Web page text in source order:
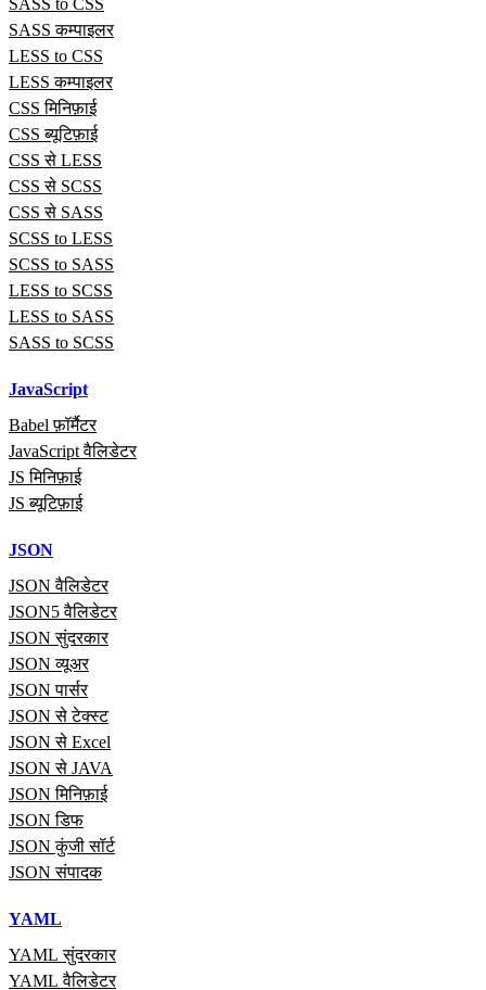
SASS to CSS
SASS कम्पाइलर
LESS to CSS
LESS कम्पाइलर
CSS मिनिफ़ाई
CSS ब्यूटिफ़ाई
CSS से LESS
CSS से SCSS
CSS से SASS
SCSS to LESS
SCSS to SASS
LESS to SCSS
LESS to SASS
SASS to SCSS
JavaScript
Babel फ़ॉर्मैटर
JavaScript वैलिडेटर
JS मिनिफ़ाई
JS ब्यूटिफ़ाई
JSON
JSON वैलिडेटर
JSON5 वैलिडेटर
JSON सुंदरकार
JSON व्यूअर
JSON पार्सर
JSON से टेक्स्ट
JSON से Excel
JSON से JAVA
JSON मिनिफ़ाई
JSON डिफ
JSON कुंजी सॉर्ट
JSON संपादक
YAML
YAML सुंदरकार
YAML वैलिडेटर